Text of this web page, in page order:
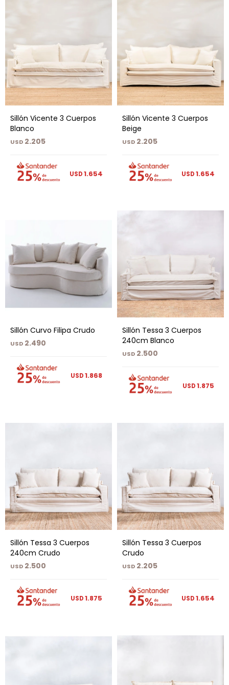
Sillón Vicente 3 Cuerpos
Blanco
USD 2.205
USD1.654
Sillón Vicente 3 Cuerpos
Beige
USD 2.205
USD1.654
Sillón Curvo Filipa Crudo
USD 2.490
USD1.868
Sillón Tessa 3 Cuerpos
240cm Blanco
USD 2.500
USD1.875
Sillón Tessa 3 Cuerpos
240cm Crudo
USD 2.500
USD1.875
Sillón Tessa 3 Cuerpos
Crudo
USD 2.205
USD1.654